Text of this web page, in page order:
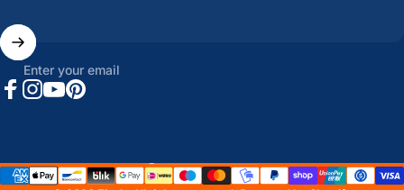
Enter your email
Country/region